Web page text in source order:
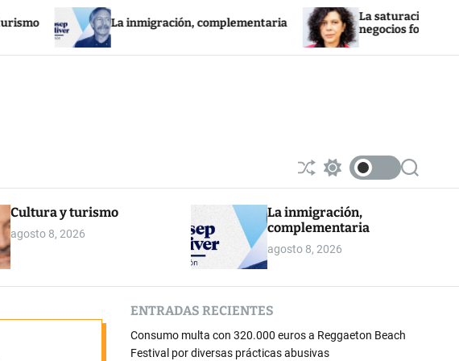
La inmigración, complementaria
La saturación de la red eléctrica
negocios fotovoltaicos
S
h
ff
l
S
w
t
c
c
o
d
S
e
Cultura y turismo
agosto 8, 2026
La inmigración,
complementaria
agosto 8, 2026
ENTRADAS RECIENTES
Consumo multa con 320.000 euros a Reggaeton Beach
Festival por diversas prácticas abusivas